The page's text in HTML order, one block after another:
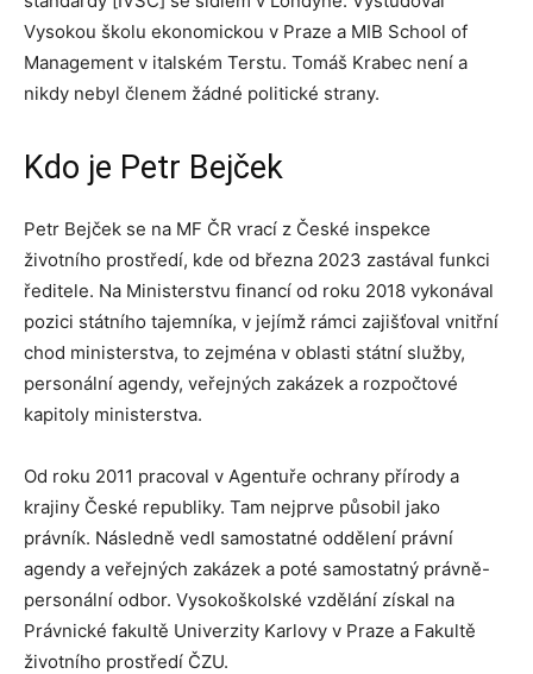
Vysokou školu ekonomickou v Praze a MIB School of
Management v italském Terstu. Tomáš Krabec není a
nikdy nebyl členem žádné politické strany.
Kdo je Petr Bejček
Petr Bejček se na MF ČR vrací z České inspekce
životního prostředí, kde od března 2023 zastával funkci
ředitele. Na Ministerstvu financí od roku 2018 vykonával
pozici státního tajemníka, v jejímž rámci zajišťoval vnitřní
chod ministerstva, to zejména v oblasti státní služby,
personální agendy, veřejných zakázek a rozpočtové
kapitoly ministerstva.
Od roku 2011 pracoval v Agentuře ochrany přírody a
krajiny České republiky. Tam nejprve působil jako
právník. Následně vedl samostatné oddělení právní
agendy a veřejných zakázek a poté samostatný právně-
personální odbor. Vysokoškolské vzdělání získal na
Právnické fakultě Univerzity Karlovy v Praze a Fakultě
životního prostředí ČZU.